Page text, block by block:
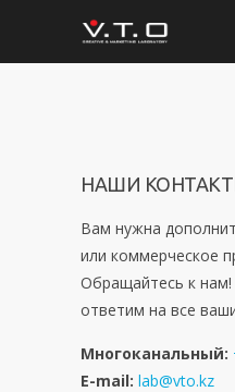
НАШИ
Вам нужна
или коммерческое
Обращайтесь к
ответим на все
Многоканальный:
E-mail: lab@vto.kz